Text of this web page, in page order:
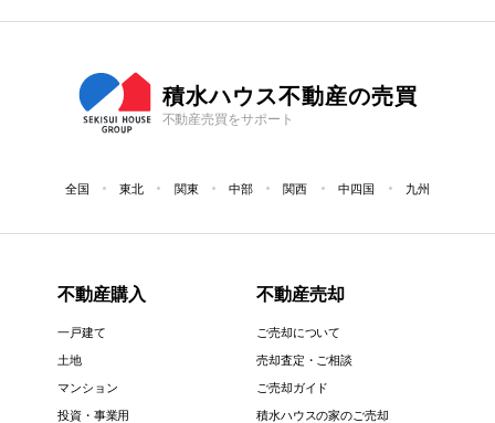
積水ハウス不動産の売買
不動産売買をサポート
全国 東北 関東 中部 関西 中四国 九州
不動産購入
一戸建て
土地
マンション
投資・事業用
不動産売却
ご売却について
売却査定・ご相談
ご売却ガイド
積水ハウスの家のご売却